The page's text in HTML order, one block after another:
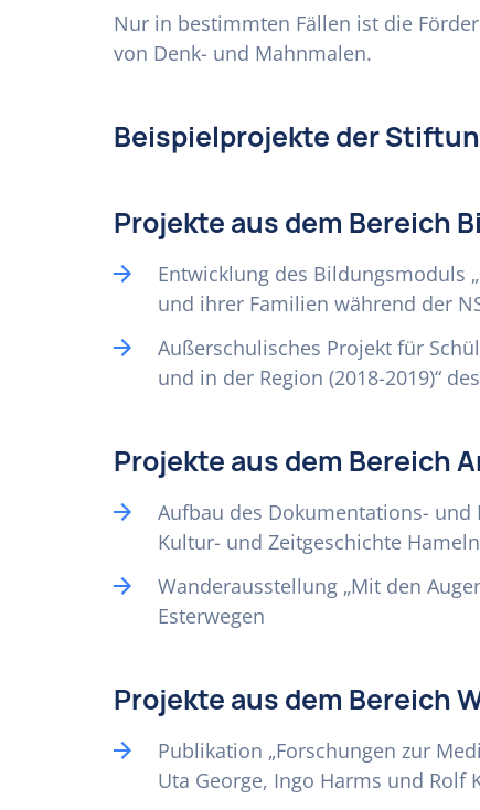
Nur in bestimmten Fällen ist die
von Denk- und Mahnmalen.
Beispielprojekte der
Projekte aus dem Bereich
Entwicklung des Bildungsmoduls
und ihrer Familien während der
Außerschulisches Projekt für
und in der Region (2018-2019)“
Projekte aus dem Bereich
Aufbau des Dokumentations- und
Kultur- und Zeitgeschichte
Wanderausstellung „Mit den
Esterwegen
Projekte aus dem Bereich
Publikation „Forschungen zur
Uta George, Ingo Harms und Rolf